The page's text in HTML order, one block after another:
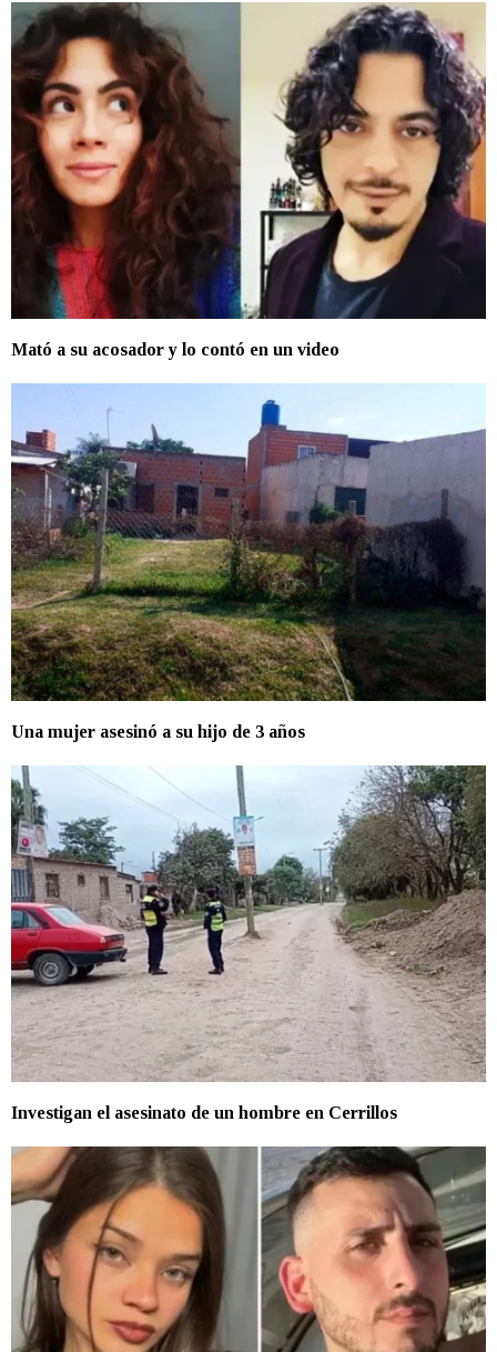
Mató a su acosador y lo contó en un video
Una mujer asesinó a su hijo de 3 años
Investigan el asesinato de un hombre en Cerrillos